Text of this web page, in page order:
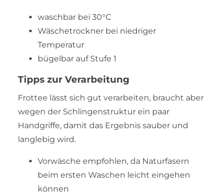
waschbar bei 30°C
Wäschetrockner bei niedriger
Temperatur
bügelbar auf Stufe 1
Tipps zur Verarbeitung
Frottee lässt sich gut verarbeiten, braucht aber
wegen der Schlingenstruktur ein paar
Handgriffe, damit das Ergebnis sauber und
langlebig wird.
Vorwäsche empfohlen, da Naturfasern
beim ersten Waschen leicht eingehen
können